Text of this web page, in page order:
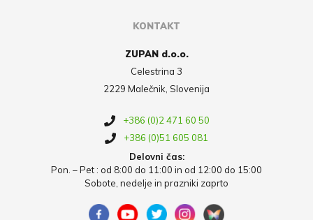
KONTAKT
ZUPAN d.o.o.
Celestrina 3
2229 Malečnik, Slovenija
+386 (0)2 471 60 50
+386 (0)51 605 081
Delovni čas:
Pon. – Pet : od 8:00 do 11:00 in od 12:00 do 15:00
Sobote, nedelje in prazniki zaprto